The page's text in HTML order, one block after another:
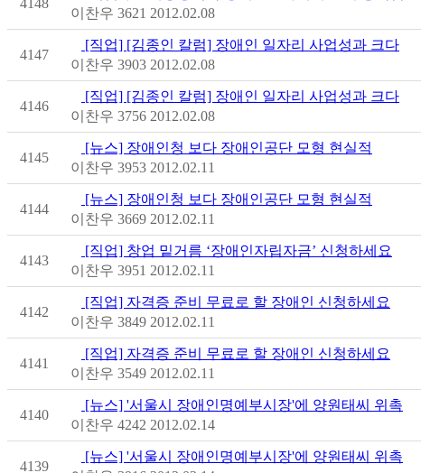
4148
이찬우 3621 2012.02.08
4147
[직업] [김종인 칼럼] 장애인 일자리 사업성과 크다
이찬우 3903 2012.02.08
4146
[직업] [김종인 칼럼] 장애인 일자리 사업성과 크다
이찬우 3756 2012.02.08
4145
[뉴스] 장애인청 보다 장애인공단 모형 현실적
이찬우 3953 2012.02.11
4144
[뉴스] 장애인청 보다 장애인공단 모형 현실적
이찬우 3669 2012.02.11
4143
[직업] 창업 밑거름 ‘장애인자립자금’ 신청하세요
이찬우 3951 2012.02.11
4142
[직업] 자격증 준비 무료로 할 장애인 신청하세요
이찬우 3849 2012.02.11
4141
[직업] 자격증 준비 무료로 할 장애인 신청하세요
이찬우 3549 2012.02.11
4140
[뉴스] '서울시 장애인명예부시장'에 양원태씨 위촉
이찬우 4242 2012.02.14
4139
[뉴스] '서울시 장애인명예부시장'에 양원태씨 위촉